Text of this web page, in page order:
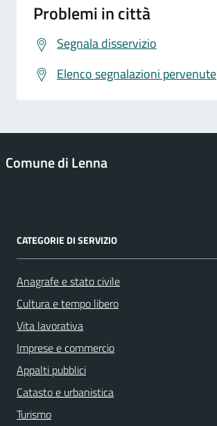
Problemi in città
Segnala disservizio
Elenco segnalazioni pervenute
Comune di Lenna
CATEGORIE DI SERVIZIO
Anagrafe e stato civile
Cultura e tempo libero
Vita lavorativa
Imprese e commercio
Appalti pubblici
Catasto e urbanistica
Turismo